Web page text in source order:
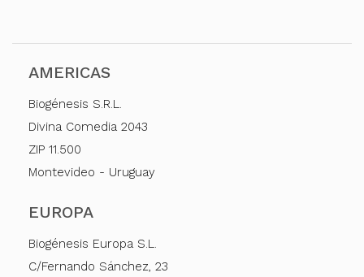
AMERICAS
Biogénesis S.R.L.
Divina Comedia 2043
ZIP 11.500
Montevideo - Uruguay
EUROPA
Biogénesis Europa S.L.
C/Fernando Sánchez, 23